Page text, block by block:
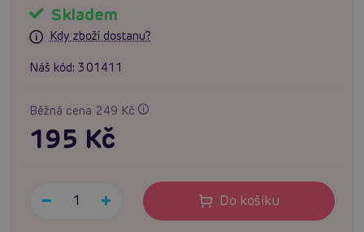
Skladem
Kdy zboží dostanu?
Náš kód: 301411
Běžná cena 249 Kč
195 Kč
Do košíku